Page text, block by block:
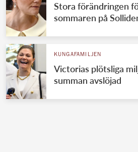
Stora förändringen
sommaren på
KUNGAFAMILJEN
Victorias plötsliga
summan avslöjad